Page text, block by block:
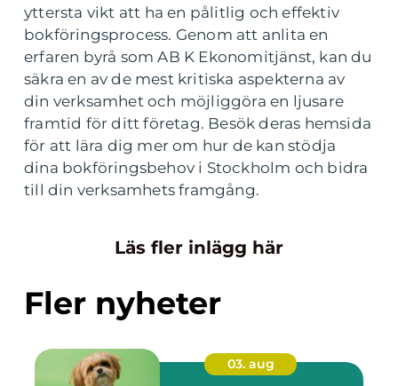
yttersta vikt att ha en pålitlig och effektiv
bokföringsprocess. Genom att anlita en
erfaren byrå som AB K Ekonomitjänst, kan du
säkra en av de mest kritiska aspekterna av
din verksamhet och möjliggöra en ljusare
framtid för ditt företag. Besök deras hemsida
för att lära dig mer om hur de kan stödja
dina bokföringsbehov i Stockholm och bidra
till din verksamhets framgång.
Läs fler inlägg här
Fler nyheter
03. aug